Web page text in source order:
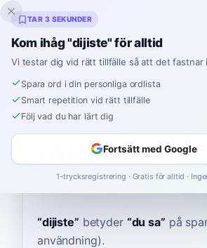
Inklingo
Ordbok
Hem›Spanska ›Ordbok
dijiste
dee-HEES-tay diˈxiste
“dijiste” betyder “du sa” på
användning).
TAR 3 SEKUNDER
Kom ihåg "dijiste" för alltid
Vi testar dig vid rätt tillfälle så att det fastnar
Spara ord i din personliga ordlista
Smart repetition vid rätt tillfälle
Följ vad du har lärt dig
Fortsätt med Google
1-trycksregistrering · Gratis för alltid ·